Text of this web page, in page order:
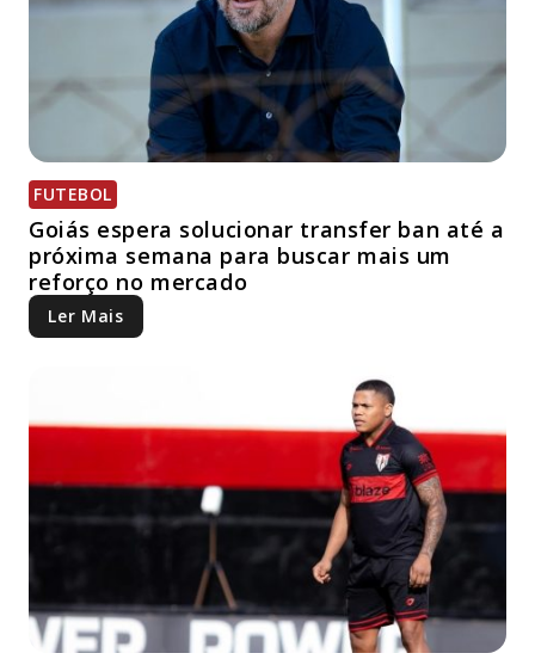
FUTEBOL
Goiás espera solucionar transfer ban até a
próxima semana para buscar mais um
reforço no mercado
Ler Mais